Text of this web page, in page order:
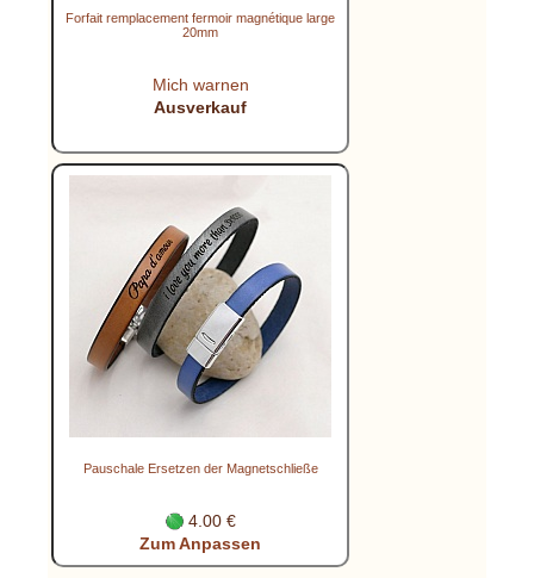
Forfait remplacement fermoir magnétique large
20mm
Mich warnen
Ausverkauf
Pauschale Ersetzen der Magnetschließe
4.00 €
Zum Anpassen